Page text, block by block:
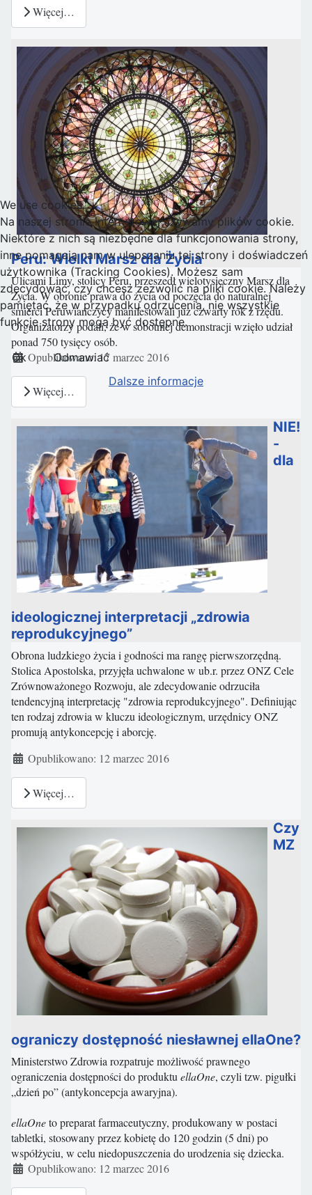
Więcej…
Peru: Wielki Marsz dla Życia
Ulicami Limy, stolicy Peru, przeszedł wielotysięczny Marsz dla
Życia. W obronie prawa do życia od poczęcia do naturalnej
śmierci Peruwiańczycy manifestowali już czwarty rok z rzędu.
Organizatorzy podali, że w sobotniej demonstracji wzięło udział
ponad 750 tysięcy osób.
Szczegóły
Opublikowano: 17 marzec 2016
Więcej…
NIE!
-
dla
ideologicznej interpretacji „zdrowia
reprodukcyjnego”
Obrona ludzkiego życia i godności ma rangę pierwszorzędną.
Stolica Apostolska, przyjęła uchwalone w ub.r. przez ONZ Cele
Zrównoważonego Rozwoju, ale zdecydowanie odrzuciła
tendencyjną interpretację "zdrowia reprodukcyjnego". Definiując
ten rodzaj zdrowia w kluczu ideologicznym, urzędnicy ONZ
promują antykoncepcję i aborcję.
Szczegóły
Opublikowano: 12 marzec 2016
Więcej…
Czy
MZ
ograniczy dostępność niesławnej ellaOne?
Ministerstwo Zdrowia rozpatruje możliwość prawnego
ograniczenia dostępności do produktuellaOne, czyli tzw. pigułki
„dzień po” (antykoncepcja awaryjna).
ellaOneto preparat farmaceutyczny, produkowany w postaci
tabletki, stosowany przez kobietę do 120 godzin (5 dni) po
współżyciu, w celu niedopuszczenia do urodzenia się dziecka.
Szczegóły
Opublikowano: 12 marzec 2016
We use cookies
Na naszej stronie internetowej używamy plików cookie.
Niektóre z nich są niezbędne dla funkcjonowania strony,
inne pomagają nam w ulepszaniu tej strony i doświadczeń
użytkownika (Tracking Cookies). Możesz sam
zdecydować, czy chcesz zezwolić na pliki cookie. Należy
pamiętać, że w przypadku odrzucenia, nie wszystkie
funkcje strony mogą być dostępne.
Ok
Odmawiać
Dalsze informacje